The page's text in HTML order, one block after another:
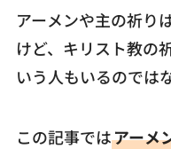
アーメンや主の祈り
けど、キリスト教の
いう人もいるのでは
この記事ではアーメ